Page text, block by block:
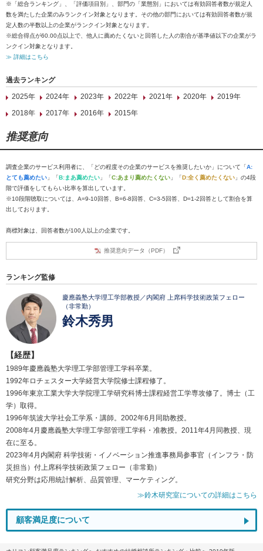
※「総合ランキング」、「評価項目別」、部門の「業態別」においては有効回答者数が規定人
数を満たした企業のみランクイン対象となります。その他の部門においては有効回答者数が規
定人数の半数以上の企業がランクイン対象となります。
※総合得点が60.00点以上で、他人に薦めたくないと回答した人の割合が基準値以下の企業がラ
ンクイン対象となります。
≫ 詳細はこちら
過去ランキング
2025年
2024年 2023年 2022年 2021年 2020年
2019年
2018年
2017年 2016年 2015年
推奨意向
調査企業のサービス利用者に、「どの程度その企業のサービスを推奨したいか」について「A:
とても薦めたい 」「B:まあ薦めたい 」「C:あまり薦めたくない 」「D:全く薦めたくない 」の4段
階で評価をしてもらい比率を算出しています。
※10段階聴取については、A=9-10回答、B=6-8回答、C=3-5回答、D=1-2回答として割合を算
出しております。
商標対象は、回答者数が100人以上の企業です。
推奨意向データ（PDF）
ランキング監修
慶應義塾大学理工学部教授／内閣府 上席科学技術政策フェロー
（非常勤）
鈴木秀男
【経歴】
1989年慶應義塾大学理工学部管理工学科卒業。
1992年ロチェスター大学経営大学院修士課程修了。
1996年東京工業大学大学院理工学研究科博士課程経営工学専攻修了。博士（工
学）取得。
1996年筑波大学社会工学系・講師。2002年6月同助教授。
2008年4月慶應義塾大学理工学部管理工学科・准教授。2011年4月同教授、現
在に至る。
2023年4月内閣府 科学技術・イノベーション推進事務局参事官（インフラ・防
災担当）付上席科学技術政策フェロー（非常勤）
研究分野は応用統計解析、品質管理、マーケティング。
≫鈴木研究室についての詳細はこちら
顧客満足度について